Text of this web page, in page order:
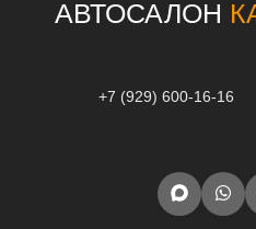
АВТОСАЛОН
+7 (929) 600-16-16